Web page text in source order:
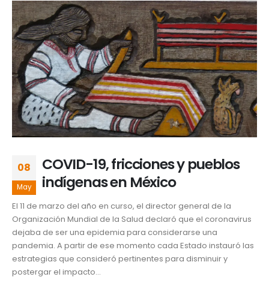
08
May
COVID-19, fricciones y pueblos
indígenas en México
El 11 de marzo del año en curso, el director general de la
Organización Mundial de la Salud declaró que el coronavirus
dejaba de ser una epidemia para considerarse una
pandemia. A partir de ese momento cada Estado instauró las
estrategias que consideró pertinentes para disminuir y
postergar el impacto...